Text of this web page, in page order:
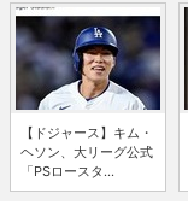
【ドジャース】キム・
ヘソン、大リーグ公式
「PSロースタ...